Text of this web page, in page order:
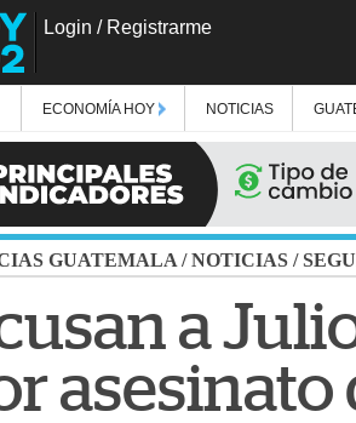
Login / Registrarme
ECONOMÍA HOY NOTICIAS
GUATEMALA /NOTICIAS /
a
asesinato